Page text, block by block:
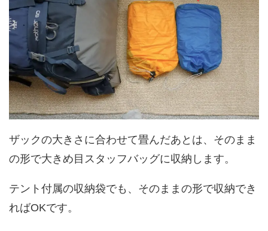
ザックの大きさに合わせて畳んだあとは、そのまま
の形で大きめ目スタッフバッグに収納します。
テント付属の収納袋でも、そのままの形で収納でき
ればOKです。